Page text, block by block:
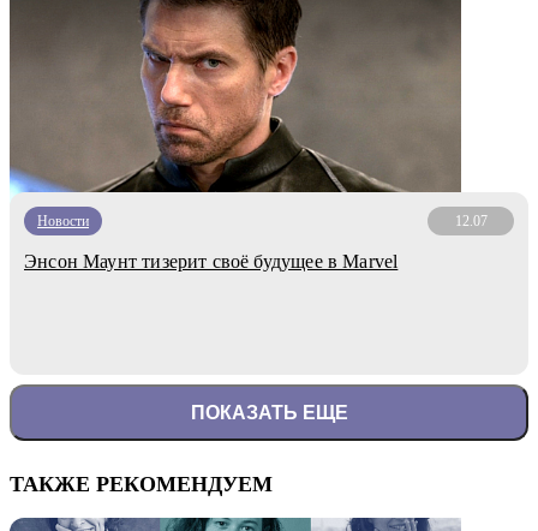
Новости 12.07
Энсон Маунт тизерит своё будущее в Marvel
ПОКАЗАТЬ ЕЩЕ
ТАКЖЕ РЕКОМЕНДУЕМ